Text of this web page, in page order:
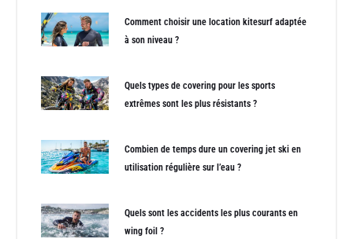
Comment choisir une location kitesurf adaptée
à son niveau ?
Quels types de covering pour les sports
extrêmes sont les plus résistants ?
Combien de temps dure un covering jet ski en
utilisation régulière sur l’eau ?
Quels sont les accidents les plus courants en
wing foil ?